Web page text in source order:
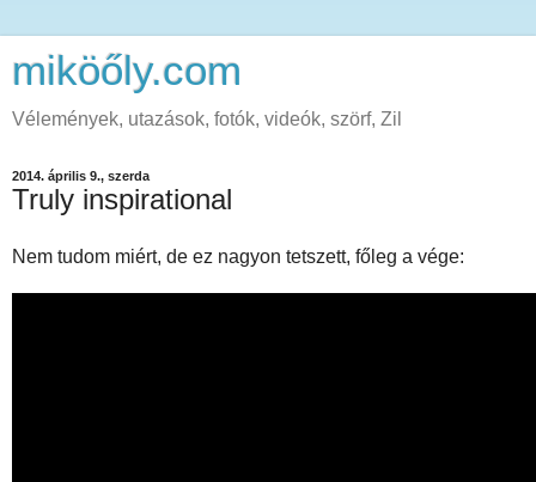
miköőly.com
Vélemények, utazások, fotók, videók, szörf, Zil
2014. április 9., szerda
Truly inspirational
Nem tudom miért, de ez nagyon tetszett, főleg a vége: